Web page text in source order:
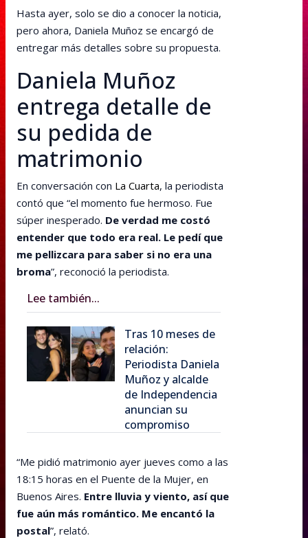
Hasta ayer, solo se dio a conocer la noticia,
pero ahora, Daniela Muñoz se encargó de
entregar más detalles sobre su propuesta.
Daniela Muñoz
entrega detalle de
su pedida de
matrimonio
En conversación con La Cuarta, la periodista
contó que “el momento fue hermoso. Fue
súper inesperado. De verdad me costó
entender que todo era real. Le pedí que
me pellizcara para saber si no era una
broma”, reconoció la periodista.
Lee también...
Tras 10 meses de
relación:
Periodista Daniela
Muñoz y alcalde
de Independencia
anuncian su
compromiso
“Me pidió matrimonio ayer jueves como a las
18:15 horas en el Puente de la Mujer, en
Buenos Aires. Entre lluvia y viento, así que
fue aún más romántico. Me encantó la
postal”, relató.